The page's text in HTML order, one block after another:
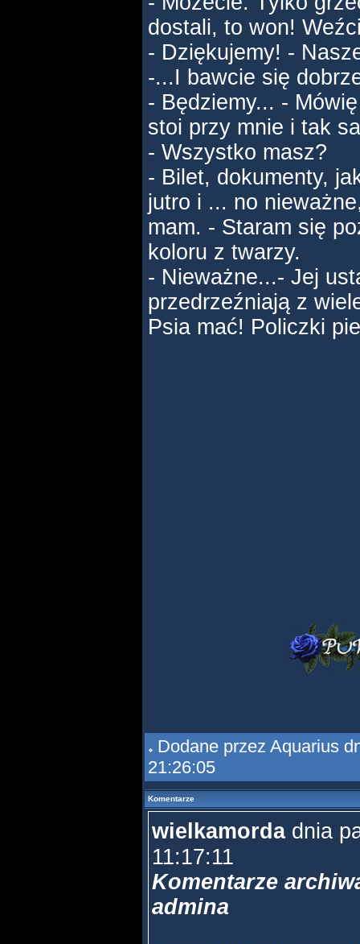
dostali, to won!
- Dziękujemy! -
-...I bawcie się
- Będziemy... -
stoi przy mnie i tak
- Wszystko masz?
- Bilet, dokumenty,
jutro i ... no
mam. - Staram się
koloru z twarzy.
- Nieważne...- Jej
przedrzeźniają z
Psia mać! Policzki
Dodane przez Aquarius
21:26:05
Komentarze
wielkamorda dnia
11:17:11
Komentarze
admina